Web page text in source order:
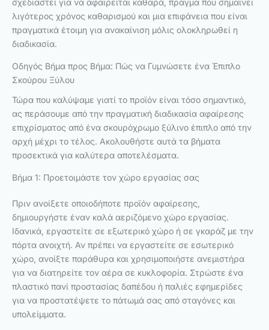
λιγότερος χρόνος καθαρισμού και μια επιφάνεια που είναι
πραγματικά έτοιμη για ανακαίνιση μόλις ολοκληρωθεί η
διαδικασία.
Οδηγός Βήμα προς Βήμα: Πώς να Γυμνώσετε ένα Έπιπλο
Σκούρου Ξύλου
Τώρα που καλύψαμε γιατί το προϊόν είναι τόσο σημαντικό,
ας περάσουμε από την πραγματική διαδικασία αφαίρεσης
επιχρίσματος από ένα σκουρόχρωμο ξύλινο έπιπλο από την
αρχή μέχρι το τέλος. Ακολουθήστε αυτά τα βήματα
προσεκτικά για καλύτερα αποτελέσματα.
Βήμα 1: Προετοιμάστε τον χώρο εργασίας σας
Πριν ανοίξετε οποιοδήποτε προϊόν αφαίρεσης,
δημιουργήστε έναν καλά αεριζόμενο χώρο εργασίας.
Ιδανικά, εργαστείτε σε εξωτερικό χώρο ή σε γκαράζ με την
πόρτα ανοιχτή. Αν πρέπει να εργαστείτε σε εσωτερικό
χώρο, ανοίξτε παράθυρα και χρησιμοποιήστε ανεμιστήρα
για να διατηρείτε τον αέρα σε κυκλοφορία. Στρώστε ένα
πλαστικό πανί προστασίας δαπέδου ή παλιές εφημερίδες
για να προστατέψετε το πάτωμά σας από σταγόνες και
υπολείμματα.